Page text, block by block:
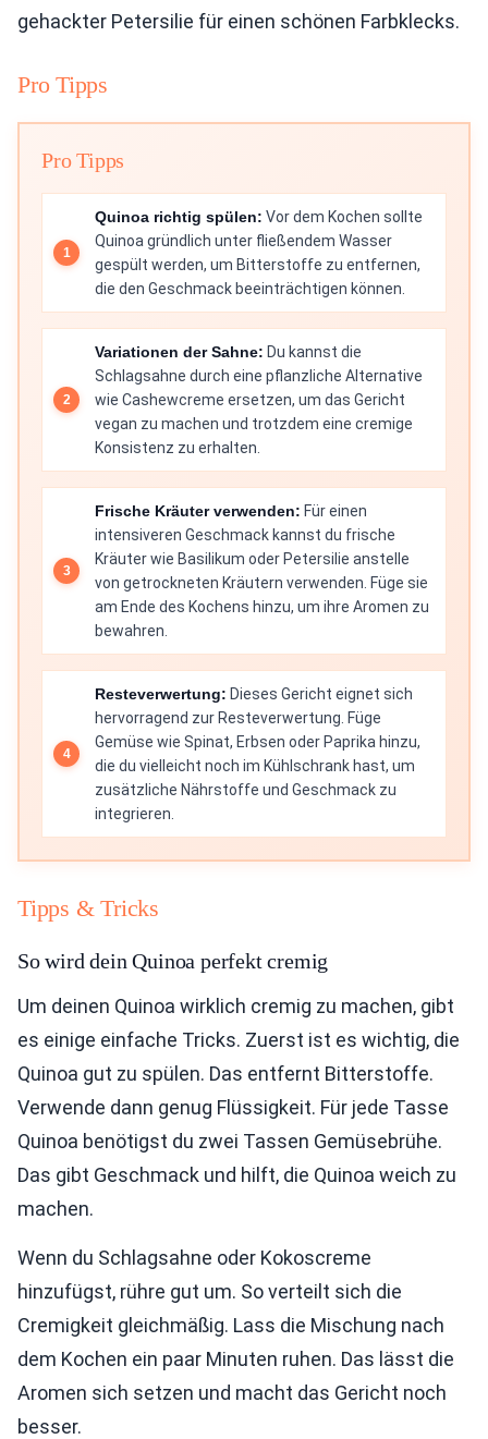
gehackter Petersilie für einen schönen Farbklecks.
Pro Tipps
Pro Tipps
Quinoa richtig spülen: Vor dem Kochen sollte
Quinoa gründlich unter fließendem Wasser
gespült werden, um Bitterstoffe zu entfernen,
die den Geschmack beeinträchtigen können.
Variationen der Sahne: Du kannst die
Schlagsahne durch eine pflanzliche Alternative
wie Cashewcreme ersetzen, um das Gericht
vegan zu machen und trotzdem eine cremige
Konsistenz zu erhalten.
Frische Kräuter verwenden: Für einen
intensiveren Geschmack kannst du frische
Kräuter wie Basilikum oder Petersilie anstelle
von getrockneten Kräutern verwenden. Füge sie
am Ende des Kochens hinzu, um ihre Aromen zu
bewahren.
Resteverwertung: Dieses Gericht eignet sich
hervorragend zur Resteverwertung. Füge
Gemüse wie Spinat, Erbsen oder Paprika hinzu,
die du vielleicht noch im Kühlschrank hast, um
zusätzliche Nährstoffe und Geschmack zu
integrieren.
Tipps & Tricks
So wird dein Quinoa perfekt cremig
Um deinen Quinoa wirklich cremig zu machen, gibt
es einige einfache Tricks. Zuerst ist es wichtig, die
Quinoa gut zu spülen. Das entfernt Bitterstoffe.
Verwende dann genug Flüssigkeit. Für jede Tasse
Quinoa benötigst du zwei Tassen Gemüsebrühe.
Das gibt Geschmack und hilft, die Quinoa weich zu
machen.
Wenn du Schlagsahne oder Kokoscreme
hinzufügst, rühre gut um. So verteilt sich die
Cremigkeit gleichmäßig. Lass die Mischung nach
dem Kochen ein paar Minuten ruhen. Das lässt die
Aromen sich setzen und macht das Gericht noch
besser.